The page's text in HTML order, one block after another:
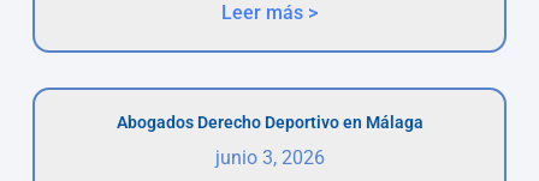
Leer más >
Abogados Derecho Deportivo en Málaga
junio 3, 2026